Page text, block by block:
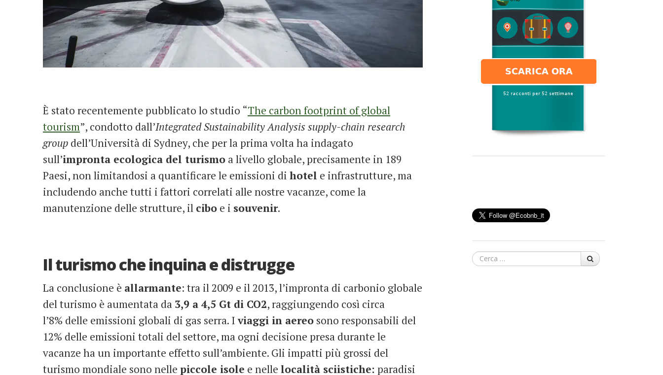
È stato recentemente pubblicato lo studio “The carbon footprint of global
tourism”, condotto dall’Integrated Sustainability Analysis supply-chain research
group dell’Università di Sydney, che per la prima volta ha indagato
sull’impronta ecologica del turismo a livello globale, precisamente in 189
Paesi, non limitandosi a quantificare le emissioni di hotel e infrastrutture, ma
includendo anche tutti i fattori correlati alle nostre vacanze, come la
manutenzione delle strutture, il cibo e i souvenir.
Il turismo che inquina e distrugge
La conclusione è allarmante: tra il 2009 e il 2013, l’impronta di carbonio globale
del turismo è aumentata da 3,9 a 4,5 Gt di CO2, raggiungendo così circa
l’8% delle emissioni globali di gas serra. Iviaggi in aereo sono responsabili del
12% delle emissioni totali del settore, ma ogni decisione presa durante le
vacanze ha un importante effetto sull’ambiente. Gli impatti più grossi del
turismo mondiale sono nelle piccole isole e nelle località sciistiche: paradisi
Cerca